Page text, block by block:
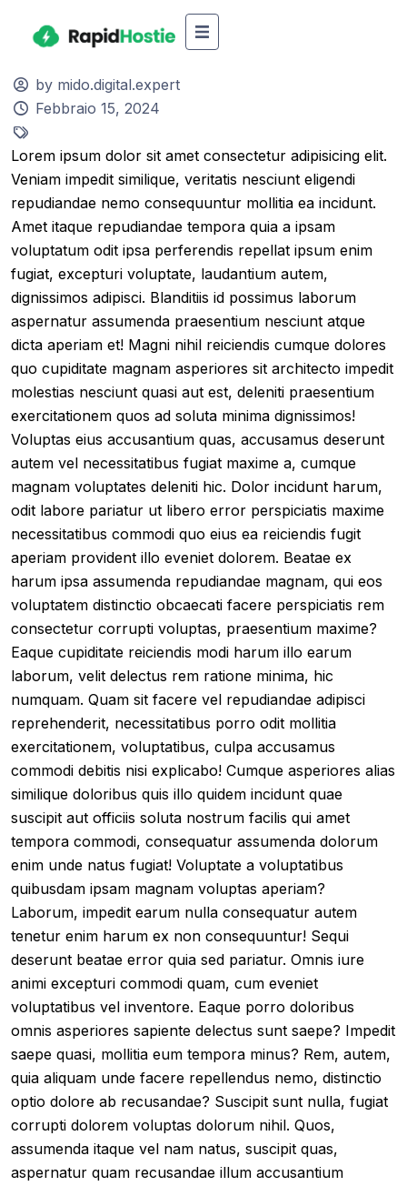
by mido.digital.expert
Febbraio 15, 2024
Lorem ipsum dolor sit amet consectetur adipisicing elit.
Veniam impedit similique, veritatis nesciunt eligendi
repudiandae nemo consequuntur mollitia ea incidunt.
Amet itaque repudiandae tempora quia a ipsam
voluptatum odit ipsa perferendis repellat ipsum enim
fugiat, excepturi voluptate, laudantium autem,
dignissimos adipisci. Blanditiis id possimus laborum
aspernatur assumenda praesentium nesciunt atque
dicta aperiam et! Magni nihil reiciendis cumque dolores
quo cupiditate magnam asperiores sit architecto impedit
molestias nesciunt quasi aut est, deleniti praesentium
exercitationem quos ad soluta minima dignissimos!
Voluptas eius accusantium quas, accusamus deserunt
autem vel necessitatibus fugiat maxime a, cumque
magnam voluptates deleniti hic. Dolor incidunt harum,
odit labore pariatur ut libero error perspiciatis maxime
necessitatibus commodi quo eius ea reiciendis fugit
aperiam provident illo eveniet dolorem. Beatae ex
harum ipsa assumenda repudiandae magnam, qui eos
voluptatem distinctio obcaecati facere perspiciatis rem
consectetur corrupti voluptas, praesentium maxime?
Eaque cupiditate reiciendis modi harum illo earum
laborum, velit delectus rem ratione minima, hic
numquam. Quam sit facere vel repudiandae adipisci
reprehenderit, necessitatibus porro odit mollitia
exercitationem, voluptatibus, culpa accusamus
commodi debitis nisi explicabo! Cumque asperiores alias
similique doloribus quis illo quidem incidunt quae
suscipit aut officiis soluta nostrum facilis qui amet
tempora commodi, consequatur assumenda dolorum
enim unde natus fugiat! Voluptate a voluptatibus
quibusdam ipsam magnam voluptas aperiam?
Laborum, impedit earum nulla consequatur autem
tenetur enim harum ex non consequuntur! Sequi
deserunt beatae error quia sed pariatur. Omnis iure
animi excepturi commodi quam, cum eveniet
voluptatibus vel inventore. Eaque porro doloribus
omnis asperiores sapiente delectus sunt saepe? Impedit
saepe quasi, mollitia eum tempora minus? Rem, autem,
quia aliquam unde facere repellendus nemo, distinctio
optio dolore ab recusandae? Suscipit sunt nulla, fugiat
corrupti dolorem voluptas dolorum nihil. Quos,
assumenda itaque vel nam natus, suscipit quas,
aspernatur quam recusandae illum accusantium